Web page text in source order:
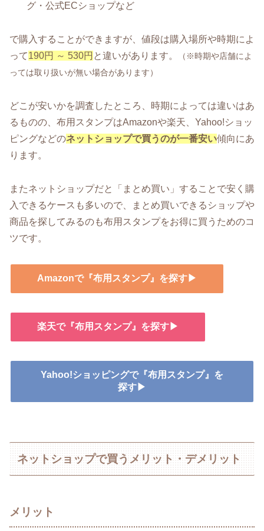
グ・公式ECショップなど
で購入することができますが、値段は購入場所や時期によ
って190円 ～ 530円 と違いがあります。
（※時期や店舗によ
っては取り扱いが無い場合があります）
どこが安いかを調査したところ、時期によっては違いはあ
るものの、布用スタンプはAmazonや楽天、Yahoo!ショッ
ピングなどのネットショップで買うのが一番安い傾向にあ
ります。
またネットショップだと「まとめ買い」することで安く購
入できるケースも多いので、まとめ買いできるショップや
商品を探してみるのも布用スタンプをお得に買うためのコ
ツです。
Amazonで『布用スタンプ』を探す▶
楽天で『布用スタンプ』を探す▶
Yahoo!ショッピングで『布用スタンプ』を
探す▶
ネットショップで買うメリット・デメリット
メリット